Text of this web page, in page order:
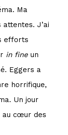
Ma
J’ai
efforts
in fine un
Eggers a
horrifique,
Un jour
au cœur des